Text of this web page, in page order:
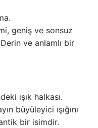
geniş ve sonsuz
ve anlamlı bir
ışık halkası.
büyüleyici ışığını
bir isimdir.